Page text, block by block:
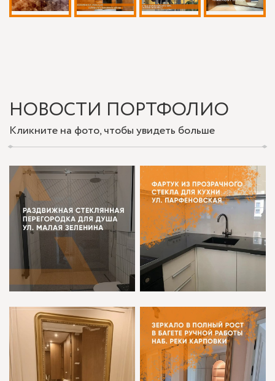
НОВОСТИ ПОРТФОЛИО
Кликните на фото, чтобы увидеть больше